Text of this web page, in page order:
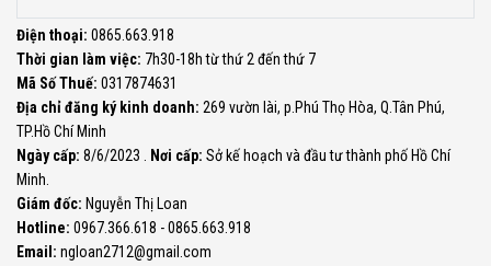
Điện thoại: 0865.663.918
Thời gian làm việc: 7h30-18h từ thứ 2 đến thứ 7
Mã Số Thuế: 0317874631
Địa chỉ đăng ký kinh doanh: 269 vườn lài, p.Phú Thọ Hòa, Q.Tân Phú,
TP.Hồ Chí Minh
Ngày cấp: 8/6/2023 . Nơi cấp: Sở kế hoạch và đầu tư thành phố Hồ Chí
Minh.
Giám đốc: Nguyễn Thị Loan
Hotline: 0967.366.618 - 0865.663.918
Email: ngloan2712@gmail.com